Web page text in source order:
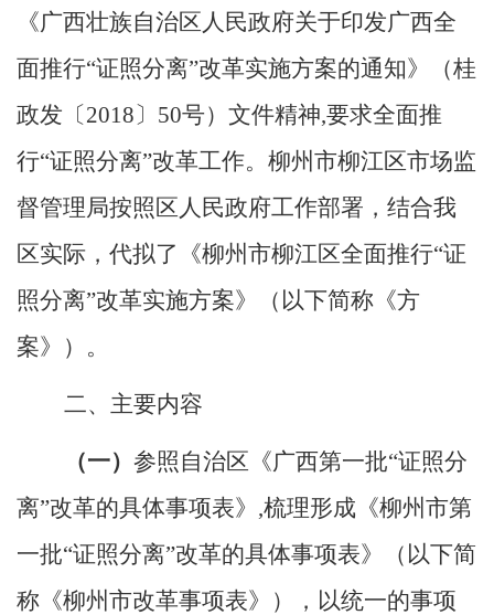
《广西壮族自治区人民政府关于印发广西全
面推行“证照分离”改革实施方案的通知》（桂
政发〔2018〕50号）文件精神,要求全面推
行“证照分离”改革工作。柳州市柳江区市场监
督管理局按照 区人民政府工作部署，结合我
区实际，代拟了《柳州市柳江区全面推行“证
照分离”改革实施方案》（以下简称《方
案》）。
二、主要内容
（一） 参照自治区《广西第一批“证照分
离”改革的具体事项表》,梳理形成《柳州市第
一批“证照分离”改革的具体事项表》（以下简
称《柳州市改革事项表》），以统一的事项